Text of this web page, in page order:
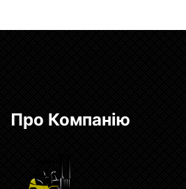
Про Компанію